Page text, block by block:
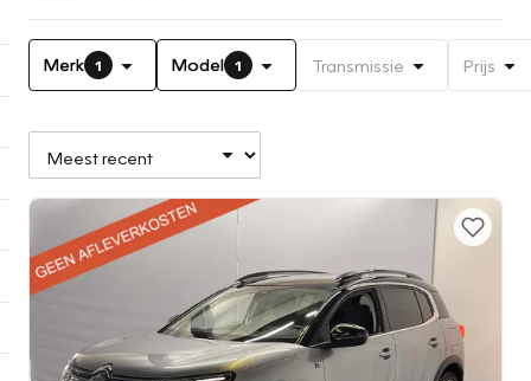
Merk 1 Model 1 Transmissie Prijs